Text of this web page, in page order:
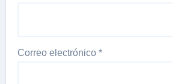
Correo electrónico*